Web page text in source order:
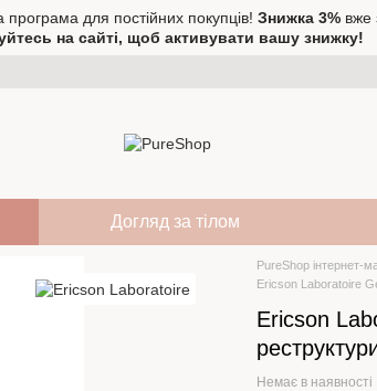
програма для постійних покупців! Знижка 3% вже
на сайті, щоб активувати вашу знижку!
Догляд за тілом
PureShop інтернет-
Ericson Laboratoire
Ericson
Немає в наявності